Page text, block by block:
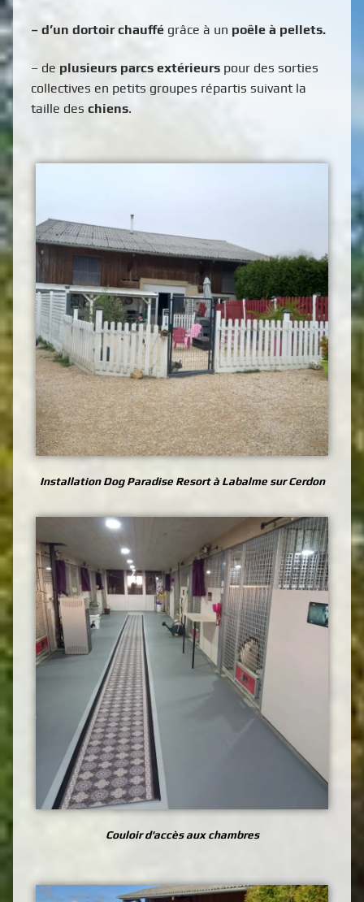
– d’un dortoir chauffé grâce à un poêle à pellets.
– de plusieurs parcs extérieurs pour des sorties
collectives en petits groupes répartis suivant la
taille des chiens.
Installation Dog Paradise Resort à Labalme sur Cerdon
Couloir d'accès aux chambres